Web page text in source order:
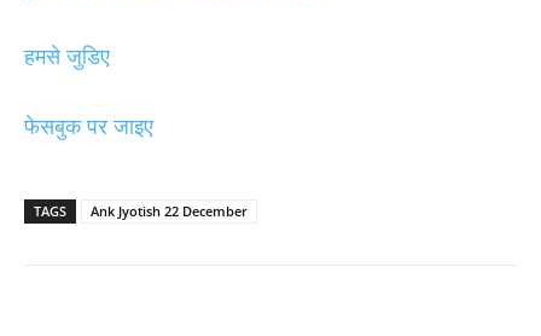
हमसे जुडिए
फेसबुक पर जाइए
TAGS Ank Jyotish 22 December